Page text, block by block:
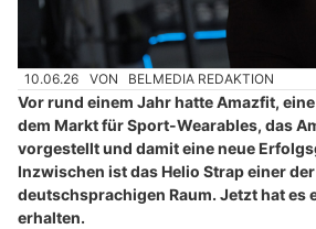
10.06.26 VON BELMEDIA REDAKTION
Vor rund einem Jahr hatte Amazfit,
dem Markt für Sport-Wearables, das
vorgestellt und damit eine neue
Inzwischen ist das Helio Strap einer
deutschsprachigen Raum. Jetzt hat es
erhalten.